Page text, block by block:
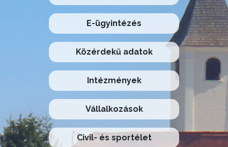
E-ügyintézés
Közérdekű adatok
Intézmények
Vállalkozások
Civil- és sportélet